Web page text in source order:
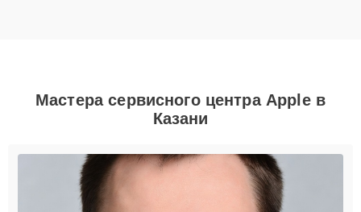
Мастера сервисного центра Apple в
Казани